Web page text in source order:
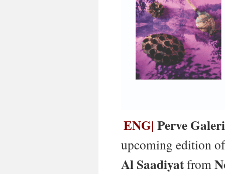
ENG| Perve
upcoming edition
Al Saadiyatfrom